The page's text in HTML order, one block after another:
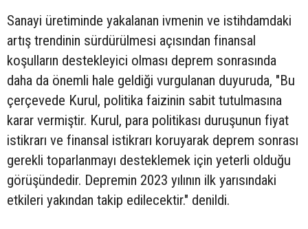
Sanayi üretiminde yakalanan ivmenin ve istihdamdaki
artış trendinin sürdürülmesi açısından finansal
koşulların destekleyici olması deprem sonrasında
daha da önemli hale geldiği vurgulanan duyuruda, "Bu
çerçevede Kurul, politika faizinin sabit tutulmasına
karar vermiştir. Kurul, para politikası duruşunun fiyat
istikrarı ve finansal istikrarı koruyarak deprem sonrası
gerekli toparlanmayı desteklemek için yeterli olduğu
görüşündedir. Depremin 2023 yılının ilk yarısındaki
etkileri yakından takip edilecektir." denildi.